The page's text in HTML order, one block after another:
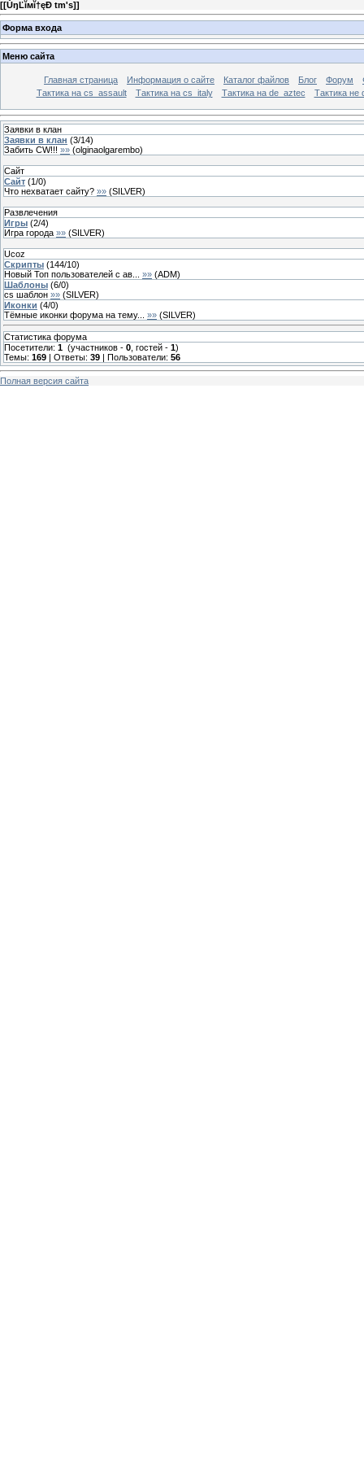
[[ŮŋĽĭмĭ†ęÐ tm's]]
Форма входа
Меню сайта
Главная страница Информация о сайте Каталог файлов Блог Форум
Тактика на сs_assault
Тактика на cs_italy Тактика на de_aztec Тактика не
Заявки в клан
Заявки в клан (3/14)
Забить CW!!! »» (olginaolgarembo)
Сайт
Сайт (1/0)
Что нехватает сайту? »» (SILVER)
Развлечения
Игры (2/4)
Игра города »» (SILVER)
Ucoz
Скрипты (144/10)
Новый Топ пользователей с ав...
»» (ADM)
Шаблоны (6/0)
cs шаблон »» (SILVER)
Иконки (4/0)
Тёмные иконки форума на тему...
»» (SILVER)
Статистика форума
Посетители: 1 (участников - 0 , гостей - 1)
Темы: 169 | Ответы: 39 | Пользователи: 56
Полная версия сайта